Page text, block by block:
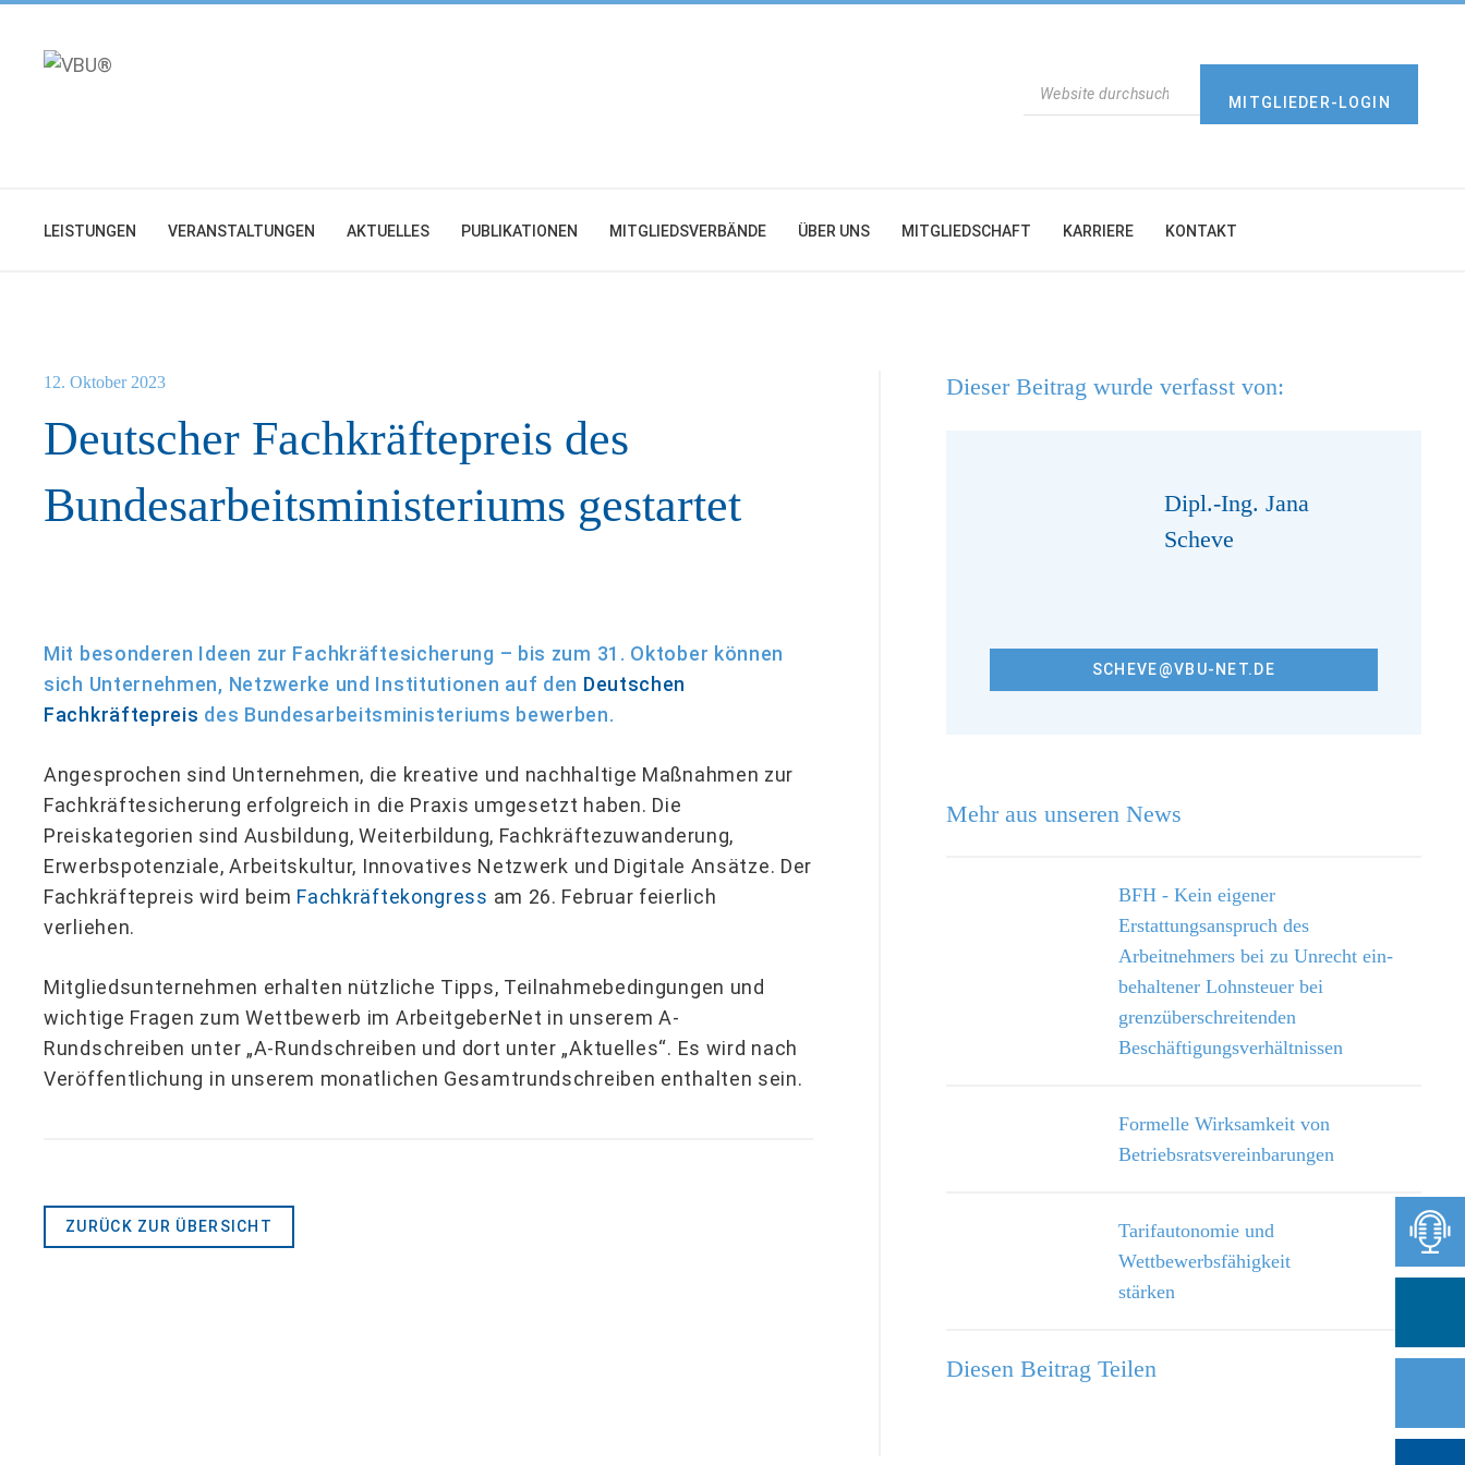
springen
MITGLIEDER-LOGIN
LEISTUNGEN VERANSTALTUNGEN AKTUELLES PUBLIKATIONEN MITGLIEDSVERBÄNDE ÜBER UNS MITGLIEDSCHAFT KARRIERE KONTAKT
Deutscher Fachkräftepreis des
Bundesarbeitsministeriums gestartet
12. Oktober 2023
Mit besonderen Ideen zur Fachkräftesicherung – bis zum 31. Oktober können
sich Unternehmen, Netzwerke und Institutionen auf den Deutschen
Fachkräftepreis des Bundesarbeitsministeriums bewerben.
Angesprochen sind Unternehmen, die kreative und nachhaltige Maßnahmen zur
Fachkräftesicherung erfolgreich in die Praxis umgesetzt haben. Die
Preiskategorien sind Ausbildung, Weiterbildung, Fachkräftezuwanderung,
Erwerbspotenziale, Arbeitskultur, Innovatives Netzwerk und Digitale Ansätze. Der
Fachkräftepreis wird beim Fachkräftekongress am 26. Februar feierlich
verliehen.
Mitgliedsunternehmen erhalten nützliche Tipps, Teilnahmebedingungen und
wichtige Fragen zum Wettbewerb im ArbeitgeberNet in unserem A-
Rundschreiben unter „A-Rundschreiben und dort unter „Aktuelles“. Es wird nach
Veröffentlichung in unserem monatlichen Gesamtrundschreiben enthalten sein.
ZURÜCK ZUR ÜBERSICHT
Mehr aus unseren News
BFH - Kein eigener
Erstattungsanspruch des
Arbeitnehmers bei zu Unrecht ein­
behaltener Lohnsteuer bei
grenzüberschreitenden
Beschäftigungsverhältnissen
Formelle Wirksamkeit von
Betriebsratsvereinbarungen
Tarifautonomie und
Wettbewerbsfähigkeit
stärken
Dieser Beitrag wurde verfasst von:
Dipl.-Ing. Jana
Scheve
SCHEVE@VBU-NET.DE
Diesen Beitrag Teilen